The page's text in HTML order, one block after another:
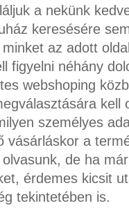
a nekünk
keresésére
az adott
figyelni néhány
webshoping
kell
személyes
vásárláskor a
olvasunk, de ha
érdemes kicsit
tekintetében is.